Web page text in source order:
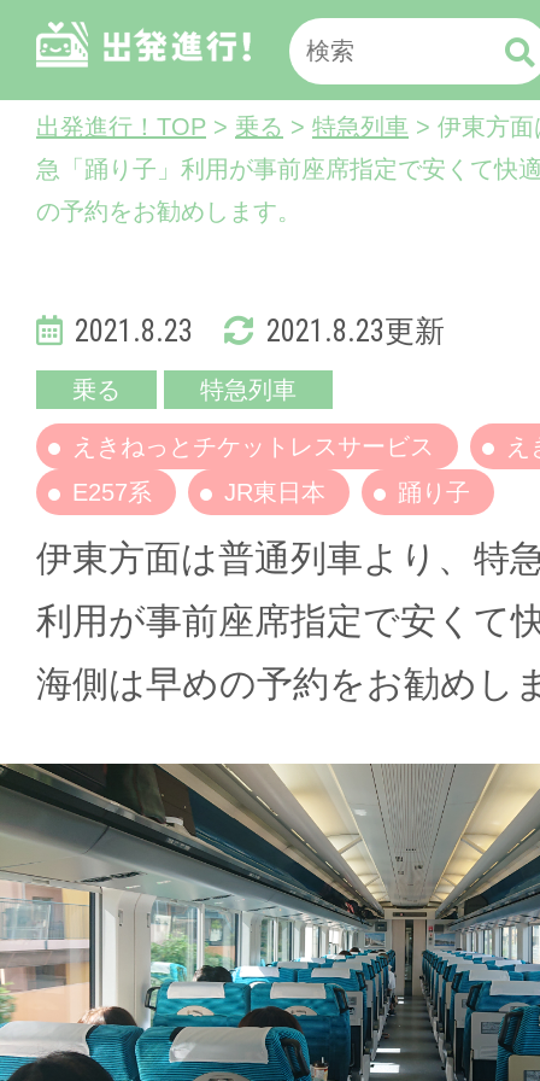
出発進行！TOP > 乗る > 特急列車 > 伊東方
急「踊り子」利用が事前座席指定で安くて快
の予約をお勧めします。
2021.8.23 2021.8.23更新
乗る 特急列車
えきねっとチケットレスサービス
え
E257系
JR東日本 踊り子
伊東方面は普通列車より、特
利用が事前座席指定で安くて
海側は早めの予約をお勧めし